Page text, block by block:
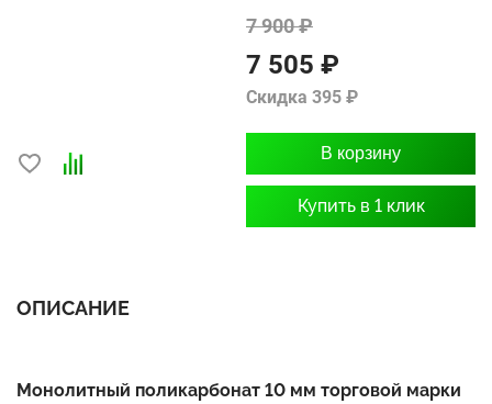
7 900 ₽
7 505 ₽
Скидка 395 ₽
В корзину
Купить в 1 клик
ОПИСАНИЕ
Монолитный поликарбонат 10 мм торговой марки